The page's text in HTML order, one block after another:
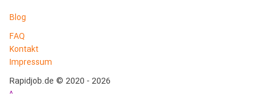
Blog
FAQ
Kontakt
Impressum
Rapidjob.de © 2020 - 2026